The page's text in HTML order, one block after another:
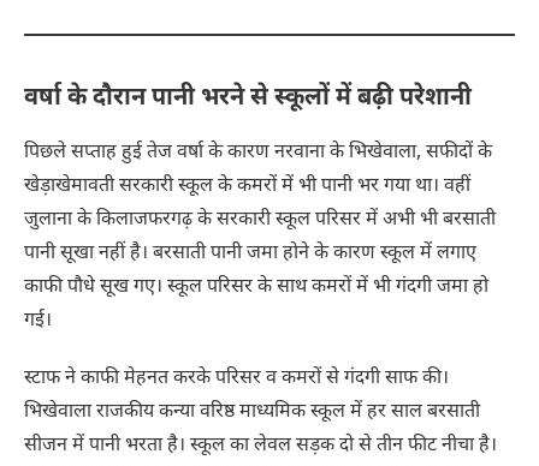
वर्षा के दौरान पानी भरने से स्कूलों में बढ़ी परेशानी
पिछले सप्ताह हुई तेज वर्षा के कारण नरवाना के भिखेवाला, सफीदों के
खेड़ाखेमावती सरकारी स्कूल के कमरों में भी पानी भर गया था। वहीं
जुलाना के किलाजफरगढ़ के सरकारी स्कूल परिसर में अभी भी बरसाती
पानी सूखा नहीं है। बरसाती पानी जमा होने के कारण स्कूल में लगाए
काफी पौधे सूख गए। स्कूल परिसर के साथ कमरों में भी गंदगी जमा हो
गई।
स्टाफ ने काफी मेहनत करके परिसर व कमरों से गंदगी साफ की।
भिखेवाला राजकीय कन्या वरिष्ठ माध्यमिक स्कूल में हर साल बरसाती
सीजन में पानी भरता है। स्कूल का लेवल सड़क दो से तीन फीट नीचा है।